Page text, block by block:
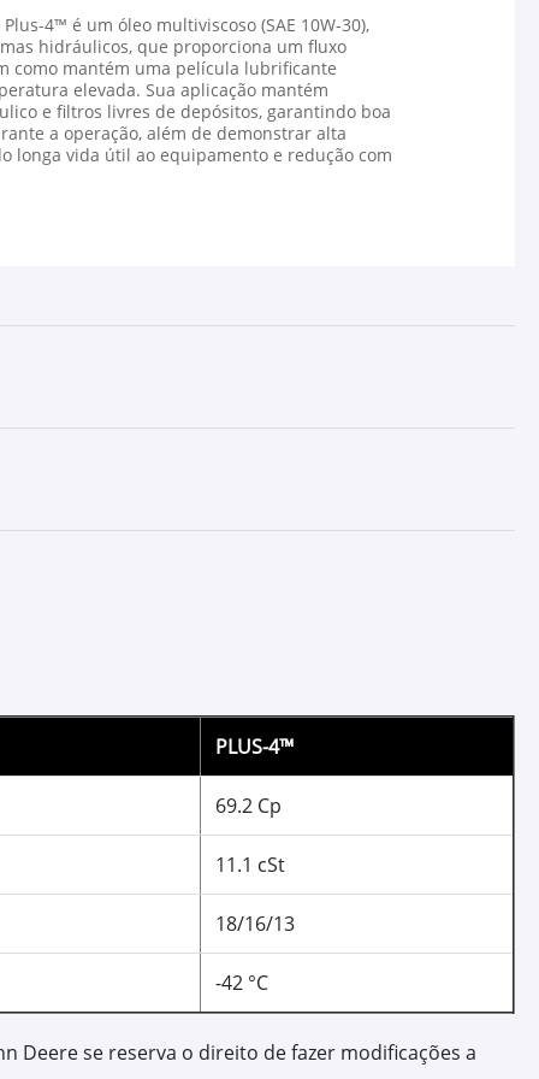
hidráulico
da bomba hidráulica e outros componentes do
a longo prazo;